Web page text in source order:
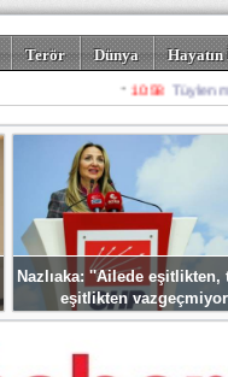
Terör Dünya
Spor Misafir
Nazlıaka: ''Ailede eşitlikten,
eşitlikten